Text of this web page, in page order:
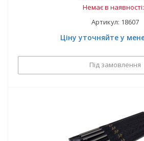
Немає в
Артикул: 18607
Ціну уточняйте у
Під замовлення